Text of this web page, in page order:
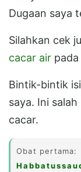
Dugaan saya
Silahkan cek
cacar air
Bintik-bintik
saya. Ini
cacar.
Obat pertama: